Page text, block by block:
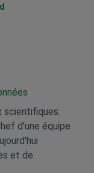
scientifiques.
d'une équipe
et de